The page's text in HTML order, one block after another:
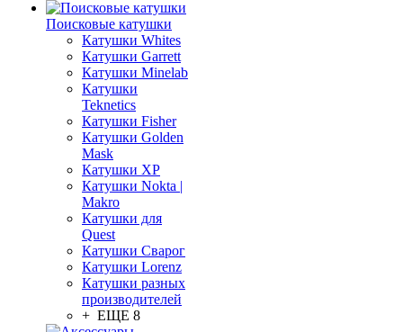
Поисковые катушки
Катушки Whites
Катушки Garrett
Катушки Minelab
Катушки
Teknetics
Катушки Fisher
Катушки Golden
Mask
Катушки XP
Катушки Nokta |
Makro
Катушки для
Quest
Катушки Сварог
Катушки Lorenz
Катушки разных
производителей
+ ЕЩЕ 8